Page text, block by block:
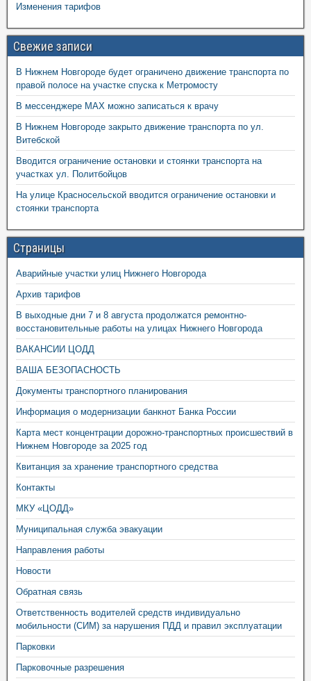
Изменения тарифов
Свежие записи
В Нижнем Новгороде будет ограничено движение транспорта по
правой полосе на участке спуска к Метромосту
В мессенджере MAX можно записаться к врачу
В Нижнем Новгороде закрыто движение транспорта по ул.
Витебской
Вводится ограничение остановки и стоянки транспорта на
участках ул. Политбойцов
На улице Красносельской вводится ограничение остановки и
стоянки транспорта
Страницы
Аварийные участки улиц Нижнего Новгорода
Архив тарифов
В выходные дни 7 и 8 августа продолжатся ремонтно-
восстановительные работы на улицах Нижнего Новгорода
ВАКАНСИИ ЦОДД
ВАША БЕЗОПАСНОСТЬ
Документы транспортного планирования
Информация о модернизации банкнот Банка России
Карта мест концентрации дорожно-транспортных происшествий в
Нижнем Новгороде за 2025 год
Квитанция за хранение транспортного средства
Контакты
МКУ «ЦОДД»
Муниципальная служба эвакуации
Направления работы
Новости
Обратная связь
Ответственность водителей средств индивидуально
мобильности (СИМ) за нарушения ПДД и правил эксплуатации
Парковки
Парковочные разрешения